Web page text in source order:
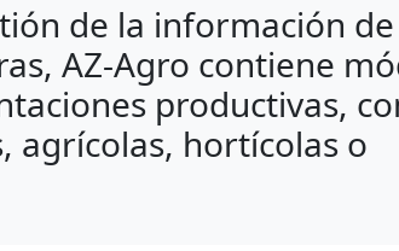
de la información de
AZ-Agro contiene
productivas,
agrícolas, hortícolas o